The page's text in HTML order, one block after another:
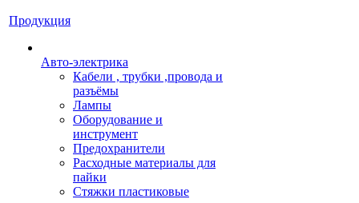
Продукция
Авто-электрика
Кабели , трубки ,провода и
разъёмы
Лампы
Оборудование и
инструмент
Предохранители
Расходные материалы для
пайки
Стяжки пластиковые